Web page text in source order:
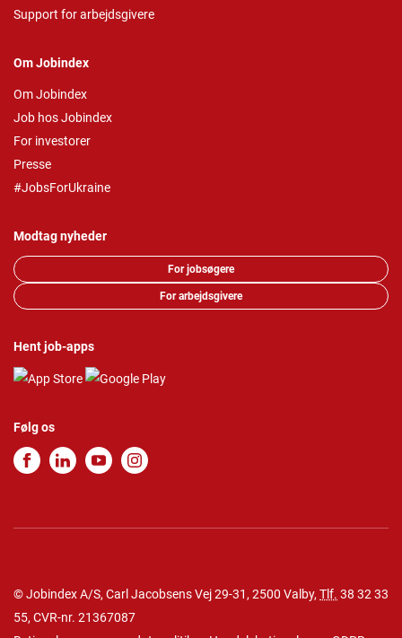
Support for arbejdsgivere
Om Jobindex
Om Jobindex
Job hos Jobindex
For investorer
Presse
#JobsForUkraine
Modtag nyheder
For jobsøgere
For arbejdsgivere
Hent job-apps
Følg os
© Jobindex A/S, Carl Jacobsens Vej 29-31, 2500 Valby, Tlf. 38 32 33
55, CVR-nr. 21367087